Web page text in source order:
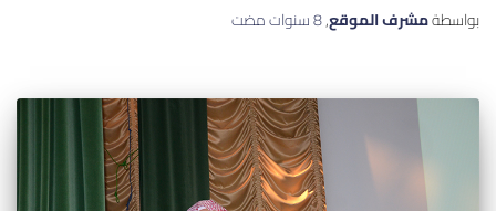
بواسطةمشرف الموقع,8 سنوات مضت